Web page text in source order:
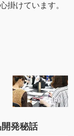
掛けています。
発秘話